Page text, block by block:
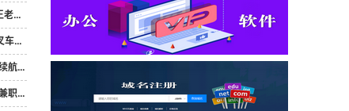
成...
网功...
提供...